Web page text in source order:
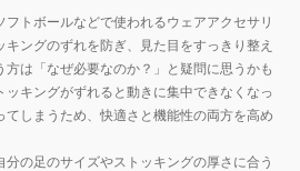
トボールなどで使われるウェアアクセサリ
ングのずれを防ぎ、見た目をすっきり整え
は「なぜ必要なのか？」と疑問に思うかも
ッキングがずれると動きに集中できなくなっ
しまうため、快適さと機能性の両方を高め
の足のサイズやストッキングの厚さに合う